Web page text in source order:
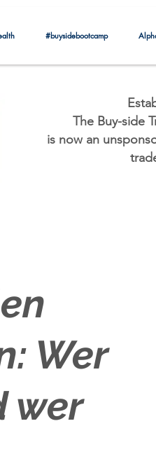
#buysidebootcamp
The Buy-side
is now an
Wer
wer